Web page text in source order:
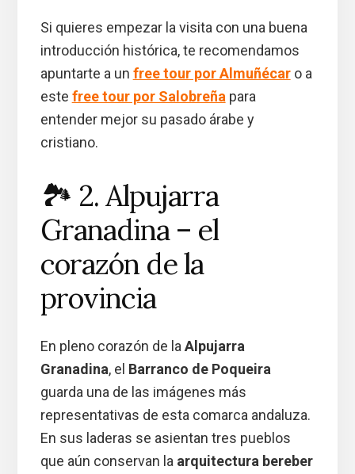
Si quieres empezar la visita con una buena
introducción histórica, te recomendamos
apuntarte a un free tour por Almuñécaro a
este free tour por Salobreña para
entender mejor su pasado árabe y
cristiano.
🏞️ 2. Alpujarra
Granadina – el
corazón de la
provincia
En pleno corazón de la Alpujarra
Granadina, el Barranco de Poqueira
guarda una de las imágenes más
representativas de esta comarca andaluza.
En sus laderas se asientan tres pueblos
que aún conservan la arquitectura bereber